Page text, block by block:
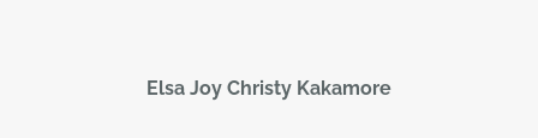
Elsa Joy Christy Kakamore